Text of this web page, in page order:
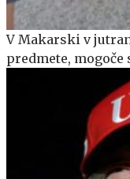
V Makarski v
predmete,